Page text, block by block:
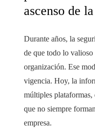
ascenso de
Durante años, la
de que todo lo valioso
organización. Ese
vigencia. Hoy, la
múltiples
que no siempre
empresa.